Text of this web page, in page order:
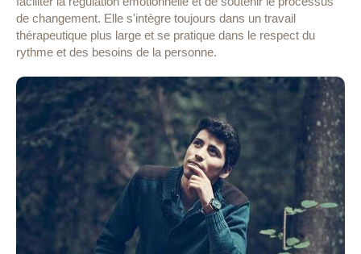
de changement. Elle s'intègre toujours dans un travail
thérapeutique plus large et se pratique dans le respect du
rythme et des besoins de la personne.